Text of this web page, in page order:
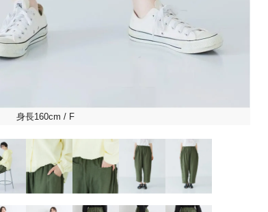
身長160cm / F